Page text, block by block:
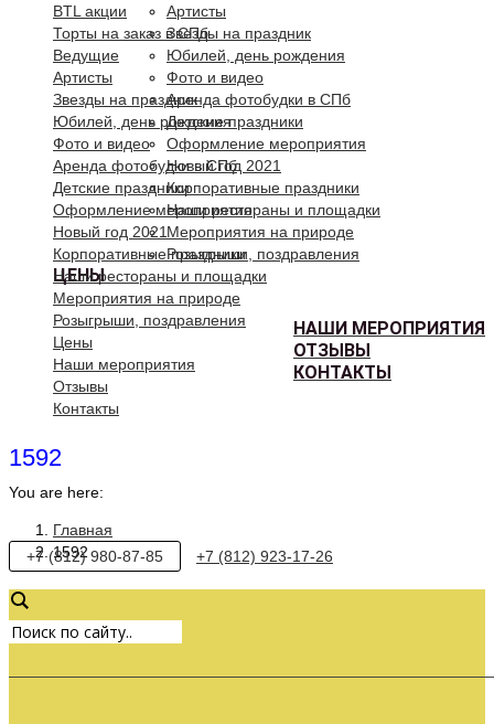
Артисты
Звезды на праздник
Юбилей, день рождения
Фото и видео
Аренда фотобудки в СПб
Детские праздники
Оформление мероприятия
Новый год 2021
Корпоративные праздники
Наши рестораны и площадки
Мероприятия на природе
Розыгрыши, поздравления
ЦЕНЫ
НАШИ МЕРОПРИЯТИЯ
ОТЗЫВЫ
КОНТАКТЫ
BTL акции
Торты на заказ в СПб
Ведущие
Артисты
Звезды на праздник
Юбилей, день рождения
Фото и видео
Аренда фотобудки в СПб
Детские праздники
Оформление мероприятия
Новый год 2021
Корпоративные праздники
Наши рестораны и площадки
Мероприятия на природе
Розыгрыши, поздравления
Цены
Наши мероприятия
Отзывы
Контакты
1592
You are here:
Главная
1592
+7 (812) 980-87-85 +7 (812) 923-17-26